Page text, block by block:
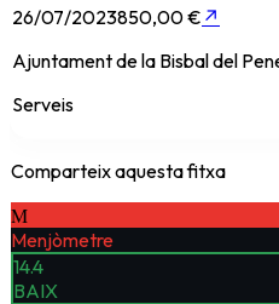
26/07/2023850,00 € ↗
Ajuntament de la Bisbal del
Serveis
Comparteix aquesta fitxa
M
Menjòmetre
14.4
BAIX